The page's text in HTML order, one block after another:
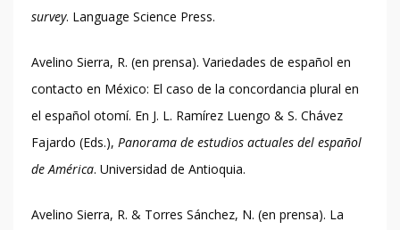
survey. Language Science Press.
Avelino Sierra, R. (en prensa). Variedades de español en
contacto en México: El caso de la concordancia plural en
el español otomí. En J. L. Ramírez Luengo & S. Chávez
Fajardo (Eds.), Panorama de estudios actuales del español
de América. Universidad de Antioquia.
Avelino Sierra, R. & Torres Sánchez, N. (en prensa). La